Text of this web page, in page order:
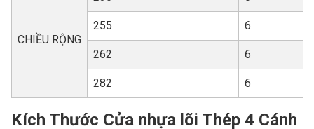
CHIỀU RỘNG
255 6
262 6
282 6
Kích Thước Cửa nhựa lõi Thép 4 Cánh